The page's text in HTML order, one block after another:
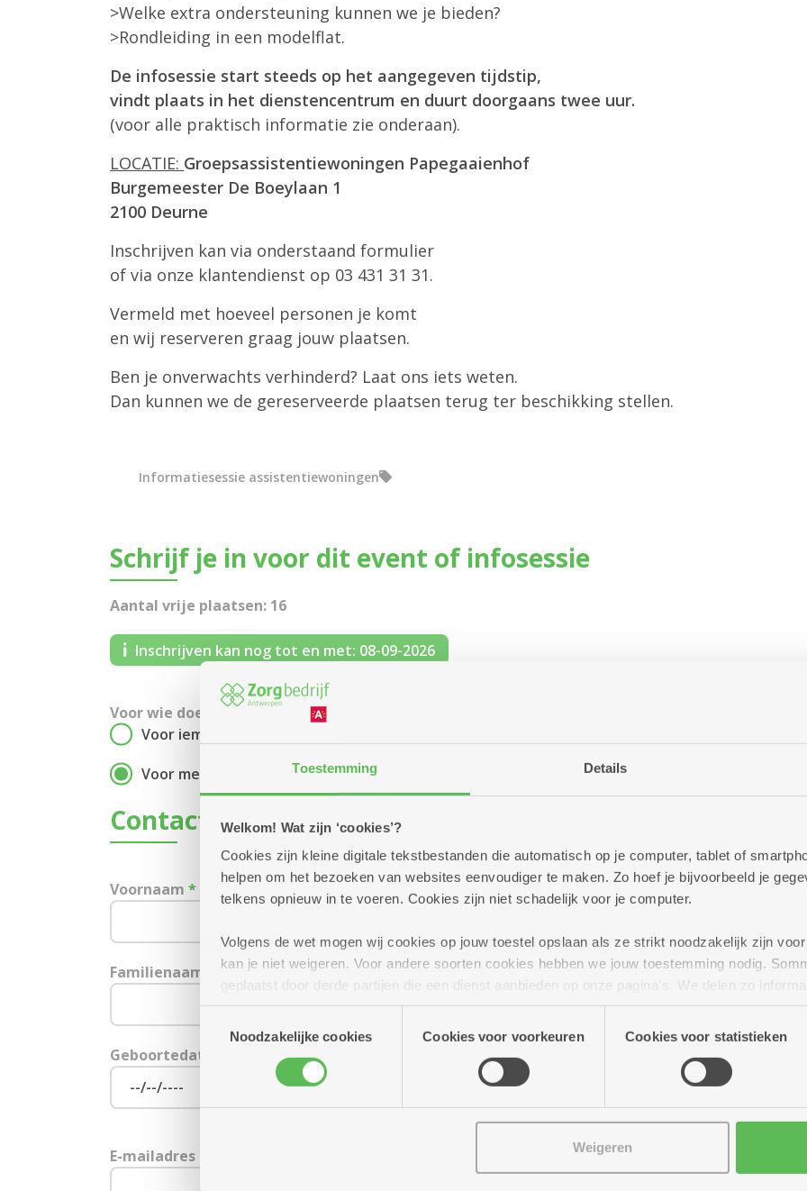
Toestemming Details
Welkom! Wat zijn ‘cookies’?
Cookies zijn kleine digitale tekstbestanden die automatisch op je computer, tablet of
helpen om het bezoeken van websites eenvoudiger te maken. Zo hoef je bijvoorbeeld je
telkens opnieuw in te voeren. Cookies zijn niet schadelijk voor je computer.
Volgens de wet mogen wij cookies op jouw toestel opslaan als ze strikt noodzakelijk zijn
kan je niet weigeren. Voor andere soorten cookies hebben we jouw toestemming nodig.
geplaatst door derde partijen die een dienst aanbieden op onze pagina's. We delen zo
(geanonimiseerd) gebruik van onze site voor social media, advertenties en analyse. Deze
combineren met andere informatie die je aan hen verstrekte.
Noodzakelijke cookies
Cookies voor voorkeuren Cookies voor statistieken
Weigeren
>Welke extra ondersteuning kunnen we je bieden?
>Rondleiding in een modelflat.
De infosessie start steeds op het aangegeven tijdstip,
vindt plaats in het dienstencentrum en duurt doorgaans twee uur.
(voor alle praktisch informatie zie onderaan).
LOCATIE: Groepsassistentiewoningen Papegaaienhof
Burgemeester De Boeylaan 1
2100 Deurne
Inschrijven kan via onderstaand formulier
of via onze klantendienst op 03 431 31 31.
Vermeld met hoeveel personen je komt
en wij reserveren graag jouw plaatsen.
Ben je onverwachts verhinderd? Laat ons iets weten.
Dan kunnen we de gereserveerde plaatsen terug ter beschikking stellen.
Informatiesessie assistentiewoningen
Schrijf je in voor dit event of infosessie
Aantal vrije plaatsen: 16
Inschrijven kan nog tot en met: 08-09-2026
Voor wie doe je deze aanvraag?
Voor iemand anders
Voor mezelf
Contactgegevens
Voornaam *
Familienaam
Geboortedatum
E-mailadres